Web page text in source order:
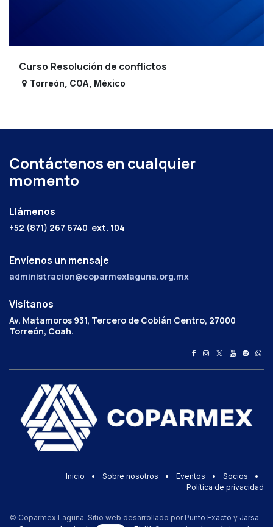
Curso Resolución de conflictos
Torreón COA México
Contáctenos en cualquier
momento
Llámenos
+52 (871) 267 6740 ext. 104
Envíenos un mensaje
administracion@coparmexlaguna.org.mx
Visítanos
Av. Matamoros 931, Tercero de Cobián Centro, 27000
Torreón, Coah.
Inicio • Sobre nosotros • Eventos • Socios
•
Política de privacidad
© Coparmex Laguna. Sitio web desarrollado por Punto Exacto y Jarsa